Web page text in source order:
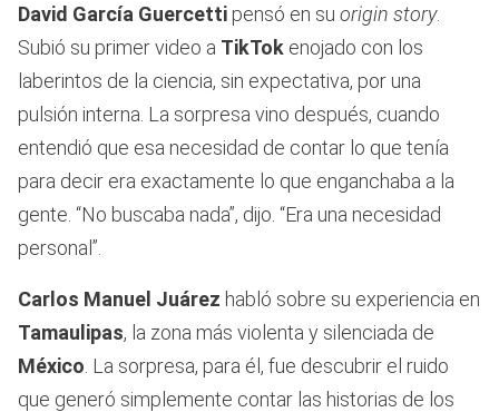
David García Guercetti pensó en su origin story.
Subió su primer video a TikTok enojado con los
laberintos de la ciencia, sin expectativa, por una
pulsión interna. La sorpresa vino después, cuando
entendió que esa necesidad de contar lo que tenía
para decir era exactamente lo que enganchaba a la
gente. “No buscaba nada”, dijo. “Era una necesidad
personal”.
Carlos Manuel Juárez habló sobre su experiencia en
Tamaulipas, la zona más violenta y silenciada de
México . La sorpresa, para él, fue descubrir el ruido
que generó simplemente contar las historias de los